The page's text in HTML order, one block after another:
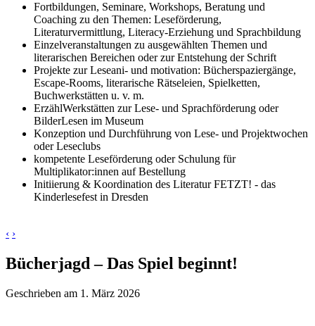
Fortbildungen, Seminare, Workshops, Beratung und
Coaching zu den Themen: Leseförderung,
Literaturvermittlung, Literacy-Erziehung und Sprachbildung
Einzelveranstaltungen zu ausgewählten Themen und
literarischen Bereichen oder zur Entstehung der Schrift
Projekte zur Leseani- und motivation: Bücherspaziergänge,
Escape-Rooms, literarische Rätseleien, Spielketten,
Buchwerkstätten u. v. m.
ErzählWerkstätten zur Lese- und Sprachförderung oder
BilderLesen im Museum
Konzeption und Durchführung von Lese- und Projektwochen
oder Leseclubs
kompetente Leseförderung oder Schulung für
Multiplikator:innen auf Bestellung
Initiierung & Koordination des Literatur FETZT! - das
Kinderlesefest in Dresden
‹ ›
Bücherjagd – Das Spiel beginnt!
Geschrieben am 1. März 2026